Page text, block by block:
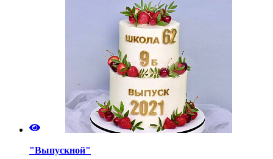
"Выпускной"